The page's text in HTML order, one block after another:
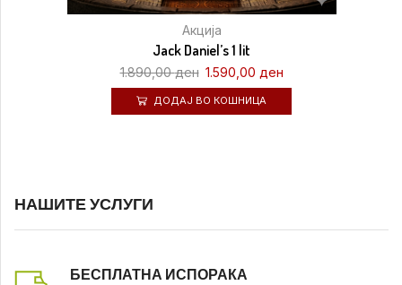
Акција
Jack Daniel’s 1 lit
1.890,00ден 1.590,00 ден
ДОДАЈ ВО КОШНИЦА
НАШИТЕ УСЛУГИ
БЕСПЛАТНА ИСПОРАКА